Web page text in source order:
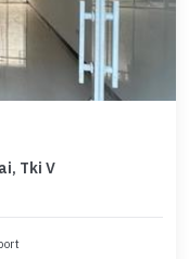
Tki V